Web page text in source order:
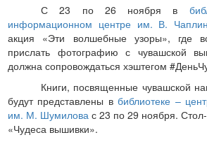
С 23 по 26 ноября в
информационном центре им. В.
акция «Эти волшебные узоры», где
прислать фотографию с чувашской
должна сопровождаться хэштегом
Книги, посвященные чувашской
будут представлены вбиблиотеке –
им. М. Шумилова с 23 по 29 ноября.
«Чудеса вышивки».